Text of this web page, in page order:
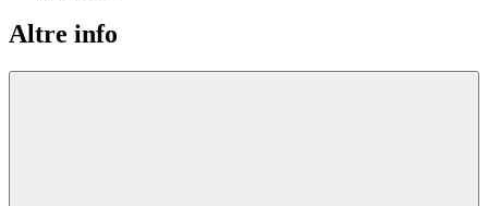
Altre info